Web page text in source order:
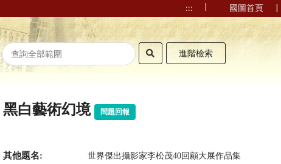
::: | 國圖首頁 |
進階檢索
黑白藝術幻境 問題回報
其他題名: 世界傑出攝影家李松茂40回顧大展作品集